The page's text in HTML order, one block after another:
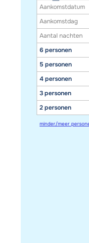
Aankomstdatum
Aankomstdag
Aantal nachten
6 personen
5 personen
4 personen
3 personen
2 personen
minder/meer